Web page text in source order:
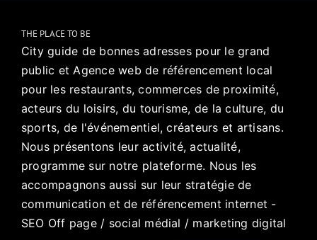
THE PLACE TO BE
City guide de bonnes adresses pour le grand
public et Agence web de référencement local
pour les restaurants, commerces de proximité,
acteurs du loisirs, du tourisme, de la culture, du
sports, de l'événementiel, créateurs et artisans.
Nous présentons leur activité, actualité,
programme sur notre plateforme. Nous les
accompagnons aussi sur leur stratégie de
communication et de référencement internet -
SEO Off page / social médial / marketing digital